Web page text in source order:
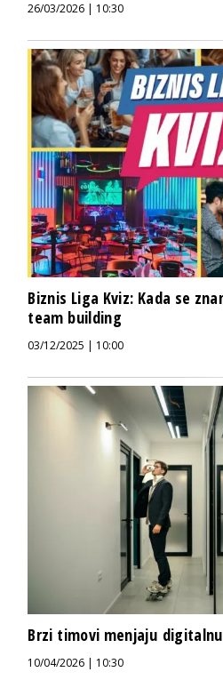
26/03/2026 | 10:30
Biznis Liga Kviz: Kada se
team building
03/12/2025 | 10:00
Brzi timovi menjaju
10/04/2026 | 10:30